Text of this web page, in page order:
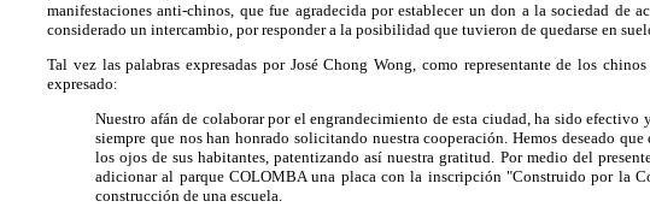
manifestaciones anti-chinos, que fue agradecida por establecer un don a la sociedad de
considerado un intercambio, por responder a la posibilidad que tuvieron de quedarse en
Tal vez las palabras expresadas por José Chong Wong, como representante de los
expresado:
Nuestro afán de colaborar por el engrandecimiento de esta ciudad, ha sido efectivo
siempre que nos han honrado solicitando nuestra cooperación. Hemos deseado
los ojos de sus habitantes, patentizando así nuestra gratitud. Por medio del
adicionar al parque COLOMBA una placa con la inscripción "Construido por la
construcción de una escuela.